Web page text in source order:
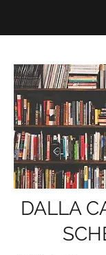
DALLA